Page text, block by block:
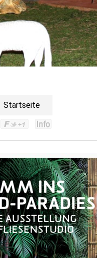
Startseite